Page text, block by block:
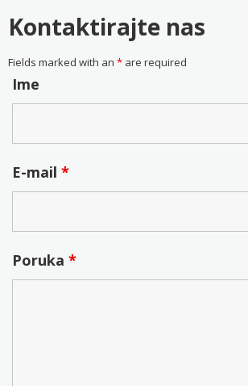
Kontaktirajte nas
Fields marked with an *are required
Ime
E-mail *
Poruka *